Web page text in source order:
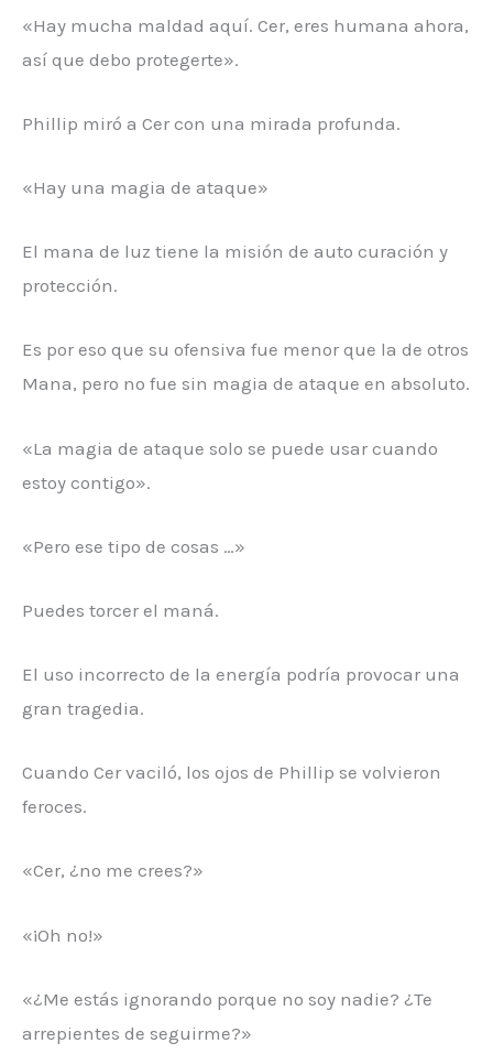
«Hay mucha maldad aquí. Cer, eres humana ahora,
así que debo protegerte».
Phillip miró a Cer con una mirada profunda.
«Hay una magia de ataque»
El mana de luz tiene la misión de auto curación y
protección.
Es por eso que su ofensiva fue menor que la de otros
Mana, pero no fue sin magia de ataque en absoluto.
«La magia de ataque solo se puede usar cuando
estoy contigo».
«Pero ese tipo de cosas …»
Puedes torcer el maná.
El uso incorrecto de la energía podría provocar una
gran tragedia.
Cuando Cer vaciló, los ojos de Phillip se volvieron
feroces.
«Cer, ¿no me crees?»
«¡Oh no!»
«¿Me estás ignorando porque no soy nadie? ¿Te
arrepientes de seguirme?»